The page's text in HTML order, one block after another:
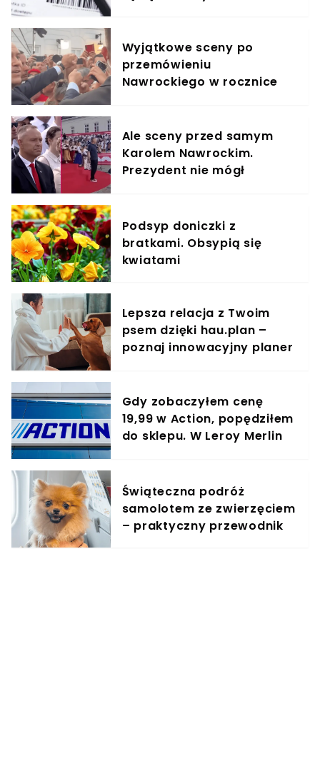
Wyjątkowe sceny po
przemówieniu
Nawrockiego w rocznice
Ale sceny przed samym
Karolem Nawrockim.
Prezydent nie mógł
Podsyp doniczki z
bratkami. Obsypią się
kwiatami
Lepsza relacja z Twoim
psem dzięki hau.plan –
poznaj innowacyjny planer
Gdy zobaczyłem cenę
19,99 w Action, popędziłem
do sklepu. W Leroy Merlin
Świąteczna podróż
samolotem ze zwierzęciem
– praktyczny przewodnik